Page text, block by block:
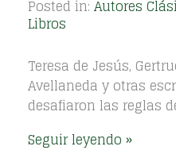
Posted in: Autores
Libros
Teresa de Jesús,
Avellaneda y otras
desafiaron las reglas
Seguir leyendo